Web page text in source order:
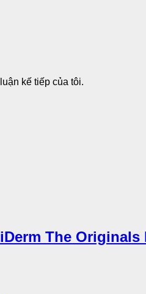
kế tiếp của tôi.
The